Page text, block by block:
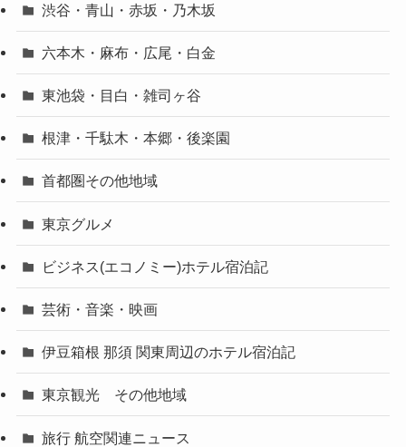
渋谷・青山・赤坂・乃木坂
六本木・麻布・広尾・白金
東池袋・目白・雑司ヶ谷
根津・千駄木・本郷・後楽園
首都圏その他地域
東京グルメ
ビジネス(エコノミー)ホテル宿泊記
芸術・音楽・映画
伊豆箱根 那須 関東周辺のホテル宿泊記
東京観光 その他地域
旅行 航空関連ニュース